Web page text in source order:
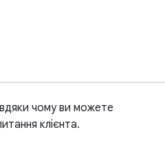
чому ви можете
клієнта.